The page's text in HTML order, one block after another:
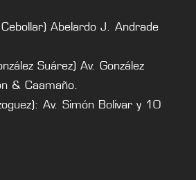
Abelardo J. Andrade
Suárez) Av. González
& Caamaño.
Av. Simón Bolivar y 10